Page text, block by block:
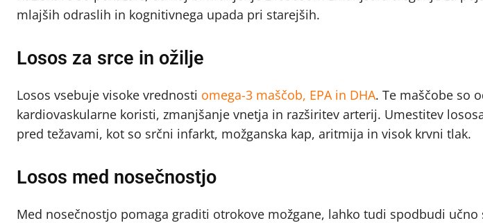
mlajših odraslih in kognitivnega upada pri starejših.
Losos za srce in ožilje
Losos vsebuje visoke vrednosti omega-3 maščob, EPA in DHA. Te maščobe so
kardiovaskularne koristi, zmanjšanje vnetja in razširitev arterij. Umestitev
pred težavami, kot so srčni infarkt, možganska kap, aritmija in visok krvni tlak.
Losos med nosečnostjo
Med nosečnostjo pomaga graditi otrokove možgane, lahko tudi spodbudi